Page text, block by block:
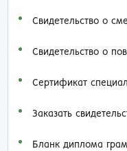
Свидетельство о
Свидетельство о
Сертификат
Заказать
Бланк диплома